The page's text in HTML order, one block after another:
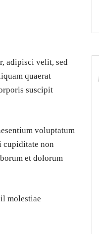
adipisci velit, sed
quaerat
suscipit
voluptatum
cupiditate non
et dolorum
molestiae